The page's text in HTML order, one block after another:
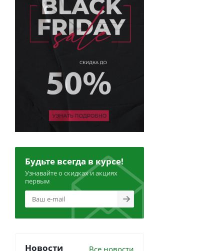
Будьте всегда в курсе!
Узнавайте о скидках и акциях
первым
Новости Все новости